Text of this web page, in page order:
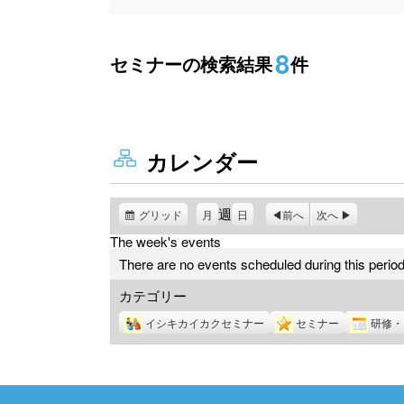
セミナーの検索結果8件
カレンダー
グリッド 月 週 日 前へ 次へ
The week's events
There are no events scheduled during this
カテゴリー
イシキカイカクセミナー セミナー 研修